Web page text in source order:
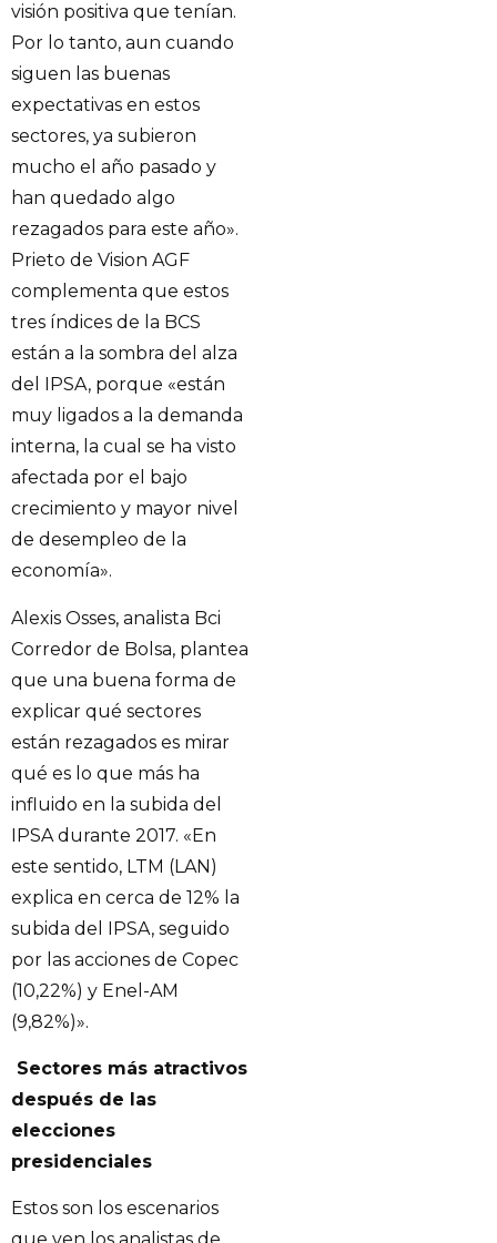
visión positiva que tenían.
Por lo tanto, aun cuando
siguen las buenas
expectativas en estos
sectores, ya subieron
mucho el año pasado y
han quedado algo
rezagados para este año».
Prieto de Vision AGF
complementa que estos
tres índices de la BCS
están a la sombra del alza
del IPSA, porque «están
muy ligados a la demanda
interna, la cual se ha visto
afectada por el bajo
crecimiento y mayor nivel
de desempleo de la
economía».
Alexis Osses, analista Bci
Corredor de Bolsa, plantea
que una buena forma de
explicar qué sectores
están rezagados es mirar
qué es lo que más ha
influido en la subida del
IPSA durante 2017. «En
este sentido, LTM (LAN)
explica en cerca de 12% la
subida del IPSA, seguido
por las acciones de Copec
(10,22%) y Enel-AM
(9,82%)».
Sectores más atractivos
después de las
elecciones
presidenciales
Estos son los escenarios